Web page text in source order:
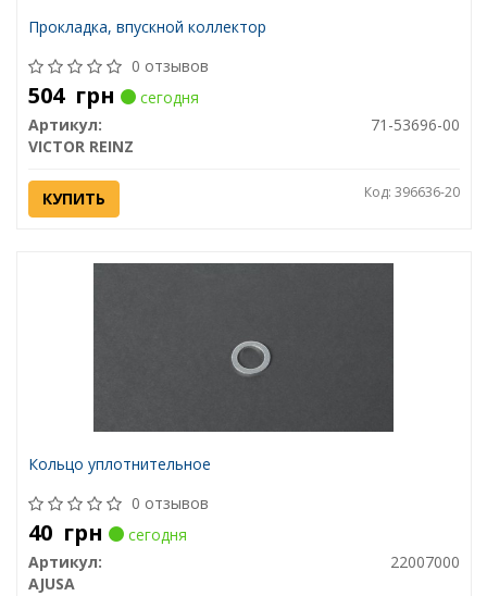
Прокладка, впускной коллектор
0 отзывов
504 грн
сегодня
Артикул:
71-53696-00
VICTOR REINZ
КУПИТЬ Код: 396636-20
Кольцо уплотнительное
0 отзывов
40 грн
сегодня
Артикул:
22007000
AJUSA